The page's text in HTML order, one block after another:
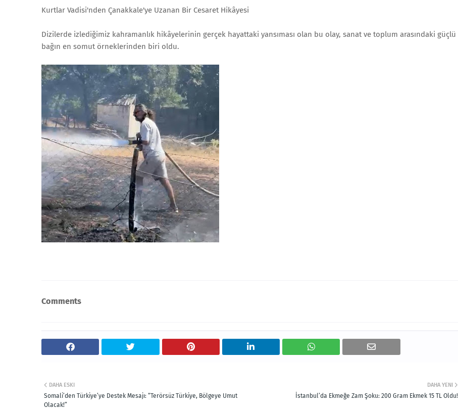
Kurtlar Vadisi'nden Çanakkale'ye Uzanan Bir Cesaret Hikâyesi
Dizilerde izlediğimiz kahramanlık hikâyelerinin gerçek hayattaki yansıması olan bu olay, sanat ve toplum arasındaki güçlü
bağın en somut örneklerinden biri oldu.
Comments
DAHA YENI
İstanbul’da Ekmeğe Zam Şoku: 200 Gram Ekmek 15 TL Oldu!
DAHA ESKI
Somali’den Türkiye’ye Destek Mesajı: “Terörsüz Türkiye, Bölgeye Umut
Olacak!”